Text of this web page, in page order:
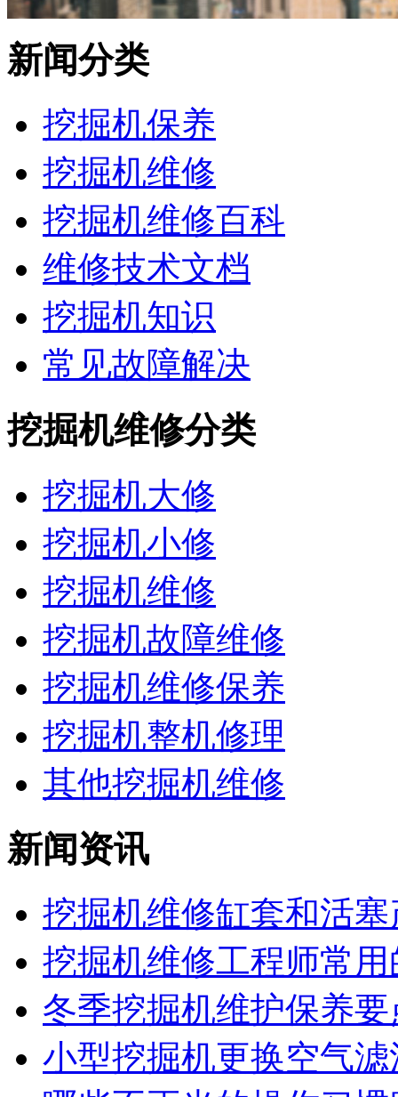
新闻分类
挖掘机保养
挖掘机维修
挖掘机维修百科
维修技术文档
挖掘机知识
常见故障解决
挖掘机维修分类
挖掘机大修
挖掘机小修
挖掘机维修
挖掘机故障维修
挖掘机维修保养
挖掘机整机修理
其他挖掘机维修
新闻资讯
挖掘机维修缸套和活塞
挖掘机维修工程师常用
冬季挖掘机维护保养要
小型挖掘机更换空气滤